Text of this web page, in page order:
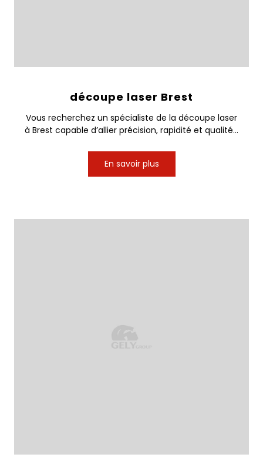
découpe laser Brest
Vous recherchez un spécialiste de la découpe laser
à Brest capable d’allier précision, rapidité et qualité...
En savoir plus